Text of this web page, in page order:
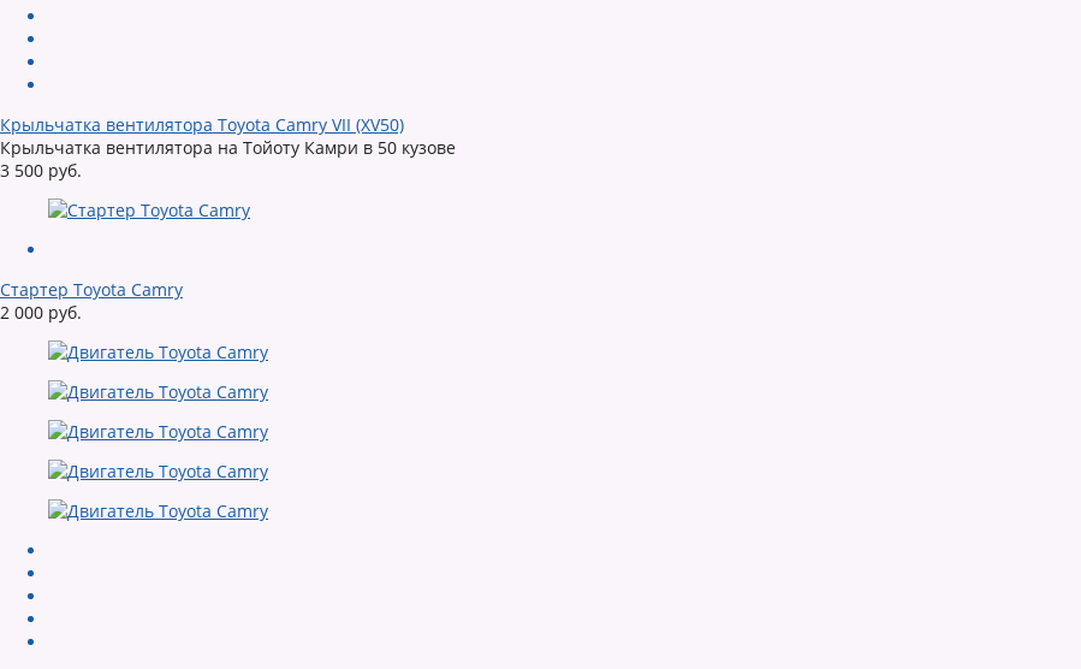
Крыльчатка вентилятора Toyota Camry VII (XV50)
Крыльчатка вентилятора на Тойоту Камри в 50 кузове
3 500 руб.
Стартер Toyota Camry
2 000 руб.